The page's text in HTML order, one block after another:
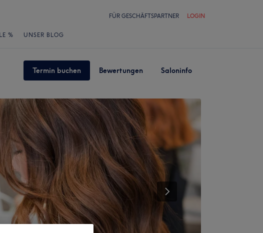
FÜR GESCHÄFTSPARTNER LOGIN
% UNSER BLOG
Termin buchen Bewertungen Saloninfo